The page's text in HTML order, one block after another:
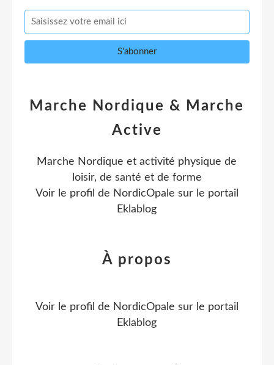
Marche Nordique & Marche
Active
Marche Nordique et activité physique de
loisir, de santé et de forme
Voir le profil de NordicOpale sur le portail
Eklablog
À propos
Voir le profil de NordicOpale sur le portail
Eklablog